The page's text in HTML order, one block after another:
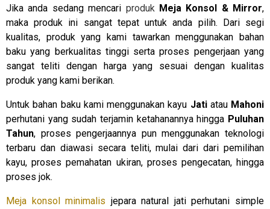
Jika anda sedang mencari produk Meja Konsol & Mirror,
maka produk ini sangat tepat untuk anda pilih. Dari segi
kualitas, produk yang kami tawarkan menggunakan bahan
baku yang berkualitas tinggi serta proses pengerjaan yang
sangat teliti dengan harga yang sesuai dengan kualitas
produk yang kami berikan.
Untuk bahan baku kami menggunakan kayu Jatiatau Mahoni
perhutani yang sudah terjamin ketahanannya hingga Puluhan
Tahun, proses pengerjaannya pun menggunakan teknologi
terbaru dan diawasi secara teliti, mulai dari dari pemilihan
kayu, proses pemahatan ukiran, proses pengecatan, hingga
proses jok.
Meja konsol minimalis jepara natural jati perhutani simple